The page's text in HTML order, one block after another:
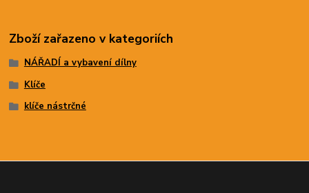
Zboží zařazeno v kategoriích
NÁŘADÍ a vybavení dílny
Klíče
klíče nástrčné